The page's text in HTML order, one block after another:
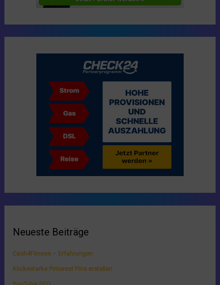
Neueste Beiträge
Cash4Fitness – Erfahrungen
Klickestarke Pinterest Pins erstellen